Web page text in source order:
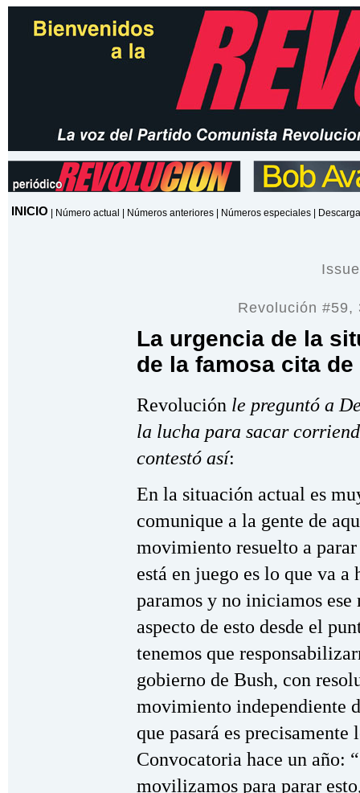
INICIO Número actual Números anteriores Números especiales
Revolución #59,
La urgencia de la
de la famosa cita
Revolución le preguntó a
la lucha para sacar
contestó así:
En la situación actual es
comunique a la gente de
movimiento resuelto a
está en juego es lo que va
paramos y no iniciamos
aspecto de esto desde el
tenemos que
gobierno de Bush, con
movimiento independiente
que pasará es
Convocatoria hace un año:
movilizamos para parar